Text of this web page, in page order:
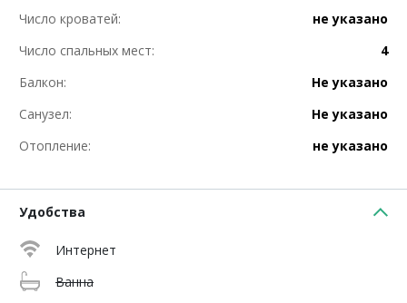
Число кроватей:
не указано
Число спальных мест:
4
Балкон:
Не указано
Санузел:
Не указано
Отопление:
не указано
Удобства
Интернет
Ванна